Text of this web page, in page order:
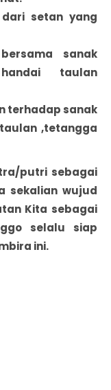
setan yang
sanak
taulan
terhadap sanak
,tetangga
putri sebagai
sekalian wujud
Kita sebagai
selalu siap
ini.